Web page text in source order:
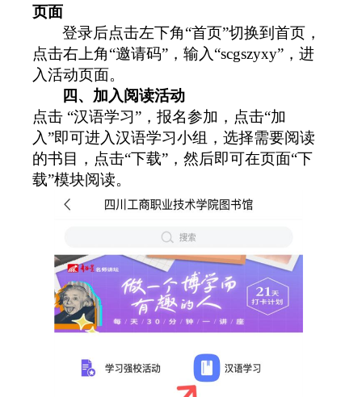
页面
登录后点击左下角“首页”切换到首页，
点击右上角“邀请码” ，输入 “scgszyxy” ，进
入活动页面。
四、加入阅读活动
点击 “汉语学习” ，报名参加，点击“加
入”即可进入汉语学习小组，选择需要阅读
的书目，点击“下载” ，然后即可在页面“下
载”模块阅读。